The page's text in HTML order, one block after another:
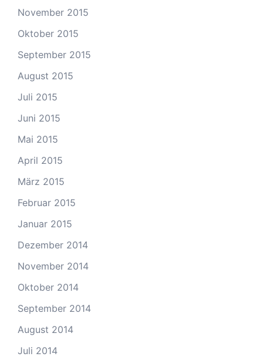
November 2015
Oktober 2015
September 2015
August 2015
Juli 2015
Juni 2015
Mai 2015
April 2015
März 2015
Februar 2015
Januar 2015
Dezember 2014
November 2014
Oktober 2014
September 2014
August 2014
Juli 2014